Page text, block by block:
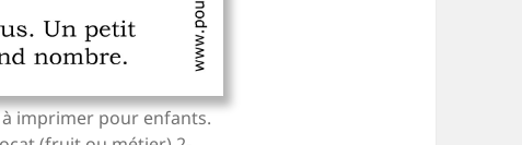
imprimer pour enfants.